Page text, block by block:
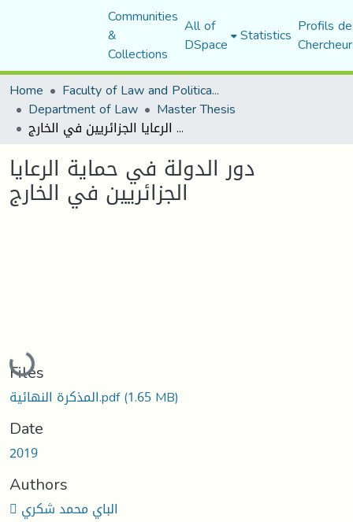
Communities
&
Collections
All of
DSpace Statistics Profils
Home
Faculty of Law and Political Science
Department of Law Master Thesis
دور الدولة في حماية الرعايا الجزائريين في الخارج
دور الدولة في حماية الرعايا
الجزائريين في الخارج
Loading...
Files
المذكرة النهائية.pdf(1.65 MB)
Date
2019
Authors
 الباي محمد شكري